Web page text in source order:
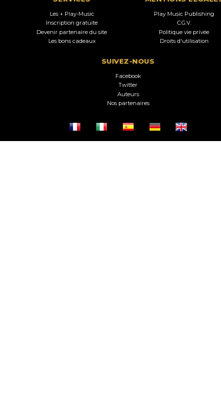
Les + Play-Music
Inscription gratuite
Devenir partenaire du site
Les bons cadeaux
Play Music Publishing
C.G.V.
Politique vie privée
Droits d'utilisation
SUIVEZ-NOUS
Facebook
Twitter
Auteurs
Nos partenaires